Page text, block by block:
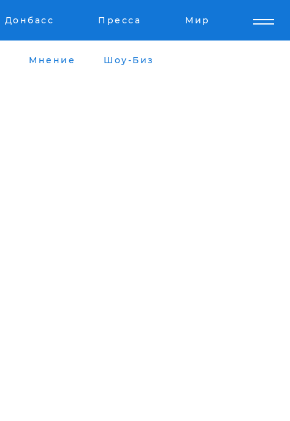
Донбасс Пресса Мир
Мнение Шоу-Биз